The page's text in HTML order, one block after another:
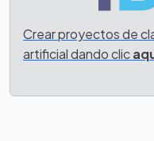
Crear proyectos de
artificial dando clic